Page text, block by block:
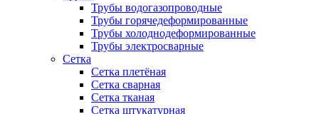
Трубы водогазопроводные
Трубы горячедеформированные
Трубы холоднодеформированные
Трубы электросварные
Сетка
Сетка плетёная
Сетка сварная
Сетка тканая
Сетка штукатурная